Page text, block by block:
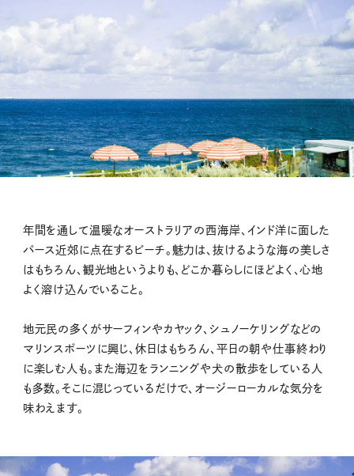
年間を通して温暖なオーストラリアの西海岸、インド洋に面した
パース近郊に点在するビーチ。魅力は、抜けるような海の美しさ
はもちろん、観光地というよりも、どこか暮らしにほどよく、心地
よく溶け込んでいること。
地元民の多くがサーフィンやカヤック、シュノーケリングなどの
マリンスポーツに興じ、休日はもちろん、平日の朝や仕事終わり
に楽しむ人も。また海辺をランニングや犬の散歩をしている人
も多数。そこに混じっているだけで、オージーローカルな気分を
味わえます。